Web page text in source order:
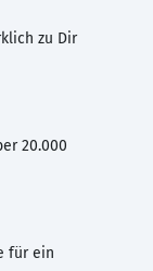
zu Dir
20.000
für ein